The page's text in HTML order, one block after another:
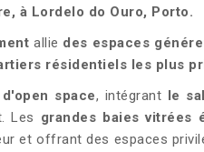
à Lordelo do Ouro, Porto.
allie des espaces
résidentiels les plus
d'open space, intégrant le
Les grandes baies vitrées
et offrant des espaces